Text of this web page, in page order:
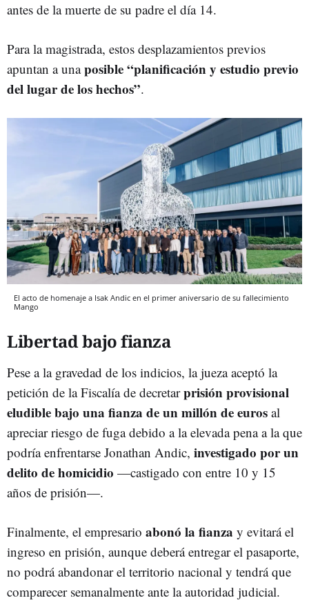
antes de la muerte de su padre el día 14.
Para la magistrada, estos desplazamientos previos
apuntan a unaposible “planificación y estudio previo
del lugar de los hechos”.
El acto de homenaje a Isak Andic en el primer aniversario de su fallecimiento
Mango
Libertad bajo fianza
Pese a la gravedad de los indicios, la jueza aceptó la
petición de la Fiscalía de decretarprisión provisional
eludible bajo una fianza de un millón de euros al
apreciar riesgo de fuga debido a la elevada pena a la que
podría enfrentarse Jonathan Andic, investigado por un
delito de homicidio —castigado con entre 10 y 15
años de prisión—.
Finalmente, el empresario abonó la fianza y evitará el
ingreso en prisión, aunque deberá entregar el pasaporte,
no podrá abandonar el territorio nacional y tendrá que
comparecer semanalmente ante la autoridad judicial.